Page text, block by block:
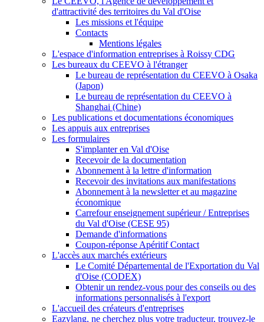
d'attractivité des territoires du Val d'Oise
Les missions et l'équipe
Contacts
Mentions légales
L'espace d'information entreprises à Roissy CDG
Les bureaux du CEEVO à l'étranger
Le bureau de représentation du CEEVO à Osaka
(Japon)
Le bureau de représentation du CEEVO à
Shanghai (Chine)
Les publications et documentations économiques
Les appuis aux entreprises
Les formulaires
S'implanter en Val d'Oise
Recevoir de la documentation
Abonnement à la lettre d'information
Recevoir des invitations aux manifestations
Abonnement à la newsletter et au magazine
économique
Carrefour enseignement supérieur / Entreprises
du Val d'Oise (CESE 95)
Demande d'informations
Coupon-réponse Apéritif Contact
L'accès aux marchés extérieurs
Le Comité Départemental de l'Exportation du Val
d'Oise (CODEX)
Obtenir un rendez-vous pour des conseils ou des
informations personnalisés à l'export
L'accueil des créateurs d'entreprises
Eazylang, ne cherchez plus votre traducteur, trouvez-le